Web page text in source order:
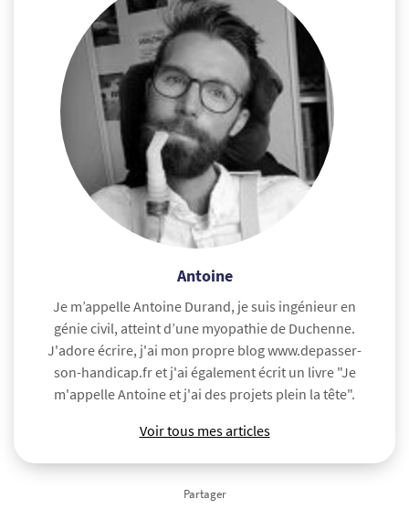
Antoine
Je m’appelle Antoine Durand, je suis ingénieur en
génie civil, atteint d’une myopathie de Duchenne.
J'adore écrire, j'ai mon propre blog www.depasser-
son-handicap.fr et j'ai également écrit un livre "Je
m'appelle Antoine et j'ai des projets plein la tête".
Voir tous mes articles
Partager